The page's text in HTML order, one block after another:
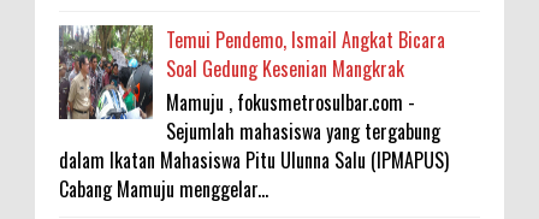
Temui Pendemo, Ismail Angkat Bicara
Soal Gedung Kesenian Mangkrak
Mamuju , fokusmetrosulbar.com -
Sejumlah mahasiswa yang tergabung
dalam Ikatan Mahasiswa Pitu Ulunna Salu (IPMAPUS)
Cabang Mamuju menggelar...